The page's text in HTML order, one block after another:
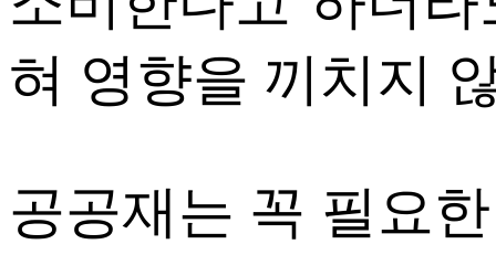
혀 영향을 끼치지
공공재는 꼭 필요